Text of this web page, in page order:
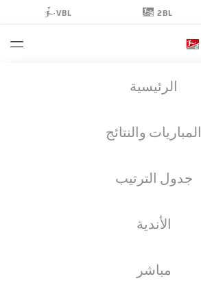
2BL
VBL
الرئيسية
المباريات والنتائج
جدول الترتيب
الأندية
مباشر